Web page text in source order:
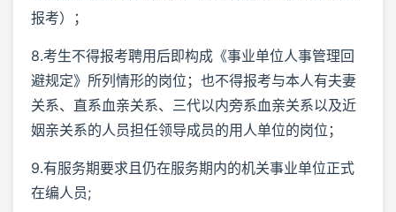
报考）；
8.考生不得报考聘用后即构成《事业单位人事管理回
避规定》所列情形的岗位；也不得报考与本人有夫妻
关系、直系血亲关系、三代以内旁系血亲关系以及近
姻亲关系的人员担任领导成员的用人单位的岗位；
9.有服务期要求且仍在服务期内的机关事业单位正式
在编人员;